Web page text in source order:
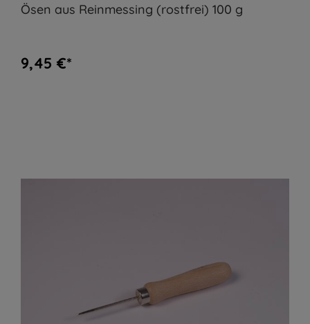
Ösen aus Reinmessing (rostfrei) 100 g
9,45 €*